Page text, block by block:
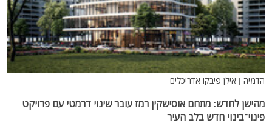
הדמיה | אילן פיבקו אדריכלים
מהישן לחדש: מתחם אוסישקין רמז עובר שינוי דרמטי עם פרויקט
פינוי־בינוי חדש בלב העיר